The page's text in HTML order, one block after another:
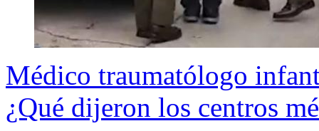
Médico traumatólogo
¿Qué dijeron los centros